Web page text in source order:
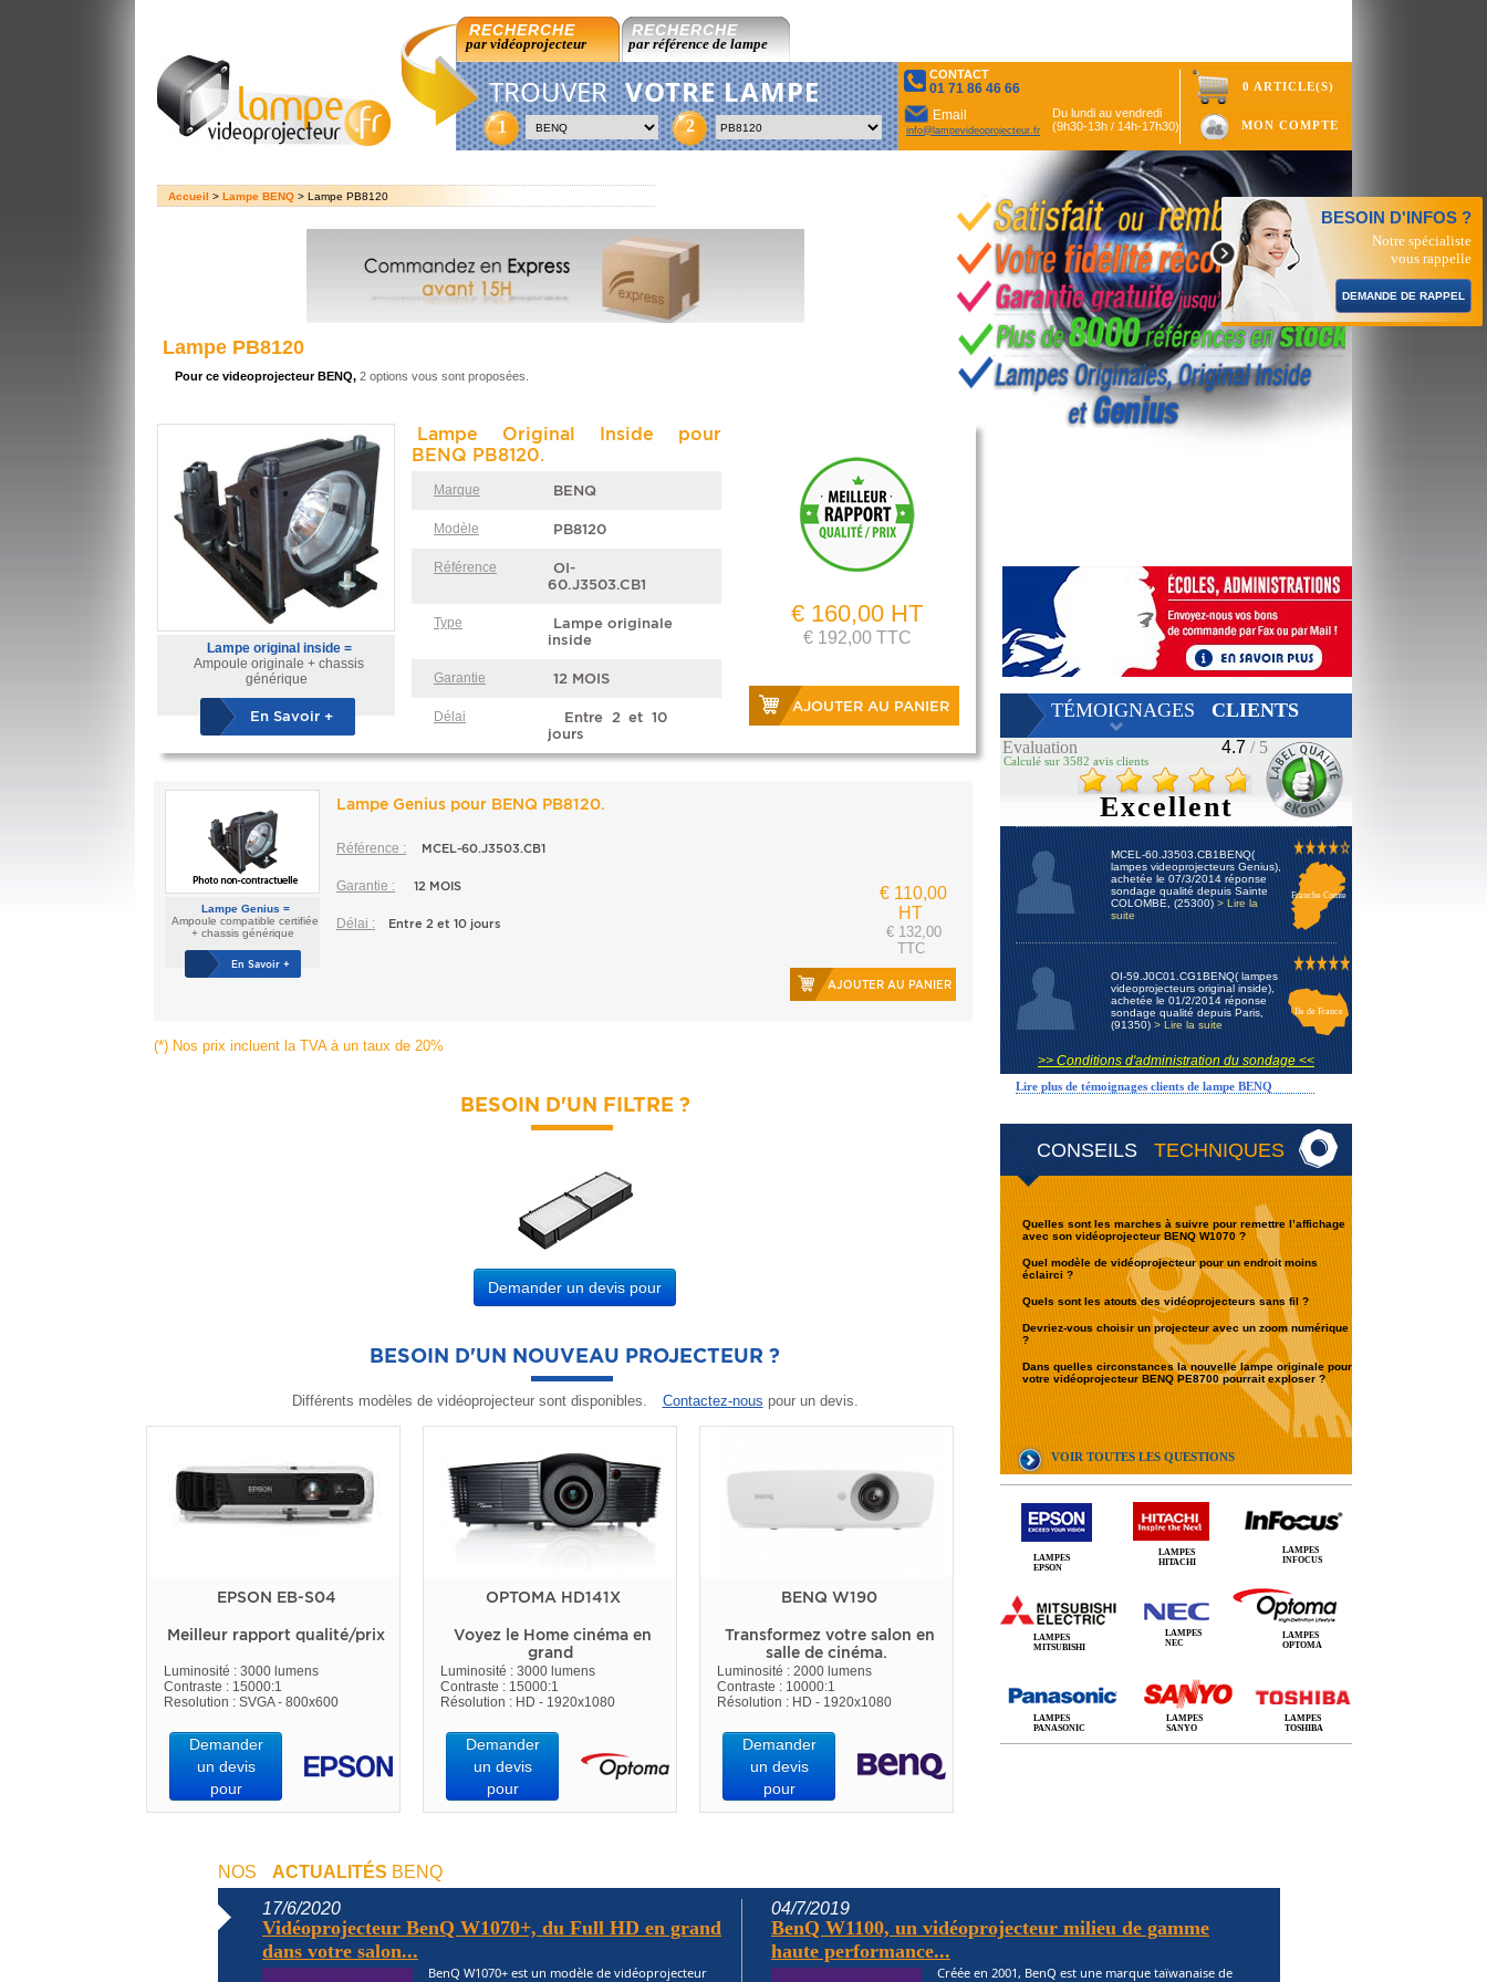
RECHERCHE
par vidéoprojecteur
RECHERCHE
par référence de lampe
TROUVER VOTRE LAMPE
1 2
CONTACT
01 71 86 46 66
Email
info@lampevideoprojecteur.fr
Du lundi au vendredi
(9h30-13h / 14h-17h30)
0 ARTICLE(S)
MON COMPTE
Accueil > Lampe BENQ > Lampe PB8120
CONSEILS TECHNIQUES
BESOIN D'INFOS ?
Notre spécialiste
vous rappelle
DEMANDE DE RAPPEL
Quelles sont les marches à suivre pour remettre l’affichage
avec son vidéoprojecteur BENQ W1070 ?
Quel modèle de vidéoprojecteur pour un endroit moins
éclairci ?
Quels sont les atouts des vidéoprojecteurs sans fil ?
Devriez-vous choisir un projecteur avec un zoom numérique
?
Dans quelles circonstances la nouvelle lampe originale pour
votre vidéoprojecteur BENQ PE8700 pourrait exploser ?
VOIR TOUTES LES QUESTIONS
TÉMOIGNAGES CLIENTS
Evaluation 4.7 / 5
Calculé sur 3582 avis clients
Excellent
MCEL-60.J3503.CB1BENQ(
lampes videoprojecteurs Genius),
achetée le 07/3/2014 réponse
sondage qualité depuis Sainte
COLOMBE, (25300) > Lire la
suite
Franche Comte
OI-59.J0C01.CG1BENQ( lampes
videoprojecteurs original inside),
achetée le 01/2/2014 réponse
sondage qualité depuis Paris,
(91350) > Lire la suite
Ile de France
>> Conditions d'administration du sondage <<
Lire plus de témoignages clients de lampe BENQ
LAMPES
EPSON
LAMPES
HITACHI
LAMPES
INFOCUS
LAMPES
MITSUBISHI
LAMPES
NEC
LAMPES
OPTOMA
LAMPES
PANASONIC
LAMPES
SANYO
LAMPES
TOSHIBA
Lampe PB8120
Pour ce videoprojecteur BENQ, 2 options vous sont proposées.
Lampe original inside =
Ampoule originale + chassis
générique
En Savoir +
Lampe Original Inside pour
BENQ PB8120.
Marque BENQ
Modèle PB8120
Référence
OI-
60.J3503.CB1
Type
Lampe originale
inside
Garantie 12 MOIS
Délai
Entre 2 et 10
jours
€ 160,00 HT
€ 192,00 TTC
AJOUTER AU PANIER
Lampe Genius =
Ampoule compatible certifiée
+ chassis générique
En Savoir +
Lampe Genius pour BENQ PB8120.
Référence : MCEL-60.J3503.CB1
Garantie : 12 MOIS
Délai : Entre 2 et 10 jours
€ 110,00
HT
€ 132,00
TTC
AJOUTER AU PANIER
(*) Nos prix incluent la TVA à un taux de 20%
BESOIN D'UN FILTRE ?
Demander un devis pour
BESOIN D'UN NOUVEAU PROJECTEUR ?
Différents modèles de vidéoprojecteur sont disponibles. Contactez-nous pour un devis.
EPSON EB-S04
Meilleur rapport qualité/prix
Luminosité : 3000 lumens
Contraste : 15000:1
Resolution : SVGA - 800x600
Demander
un devis
pour
OPTOMA HD141X
Voyez le Home cinéma en
grand
Luminosité : 3000 lumens
Contraste : 15000:1
Résolution : HD - 1920x1080
Demander
un devis
pour
BENQ W190
Transformez votre salon en
salle de cinéma.
Luminosité : 2000 lumens
Contraste : 10000:1
Résolution : HD - 1920x1080
Demander
un devis
pour
NOS ACTUALITÉS BENQ
17/6/2020
Vidéoprojecteur BenQ W1070+, du Full HD en grand
dans votre salon...
BenQ W1070+ est un modèle de vidéoprojecteur
04/7/2019
BenQ W1100, un vidéoprojecteur milieu de gamme
haute performance...
Créée en 2001, BenQ est une marque taïwanaise de